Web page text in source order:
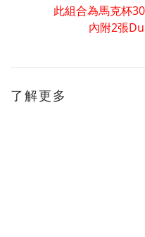
此組合為馬克杯
內附2張
了解更多